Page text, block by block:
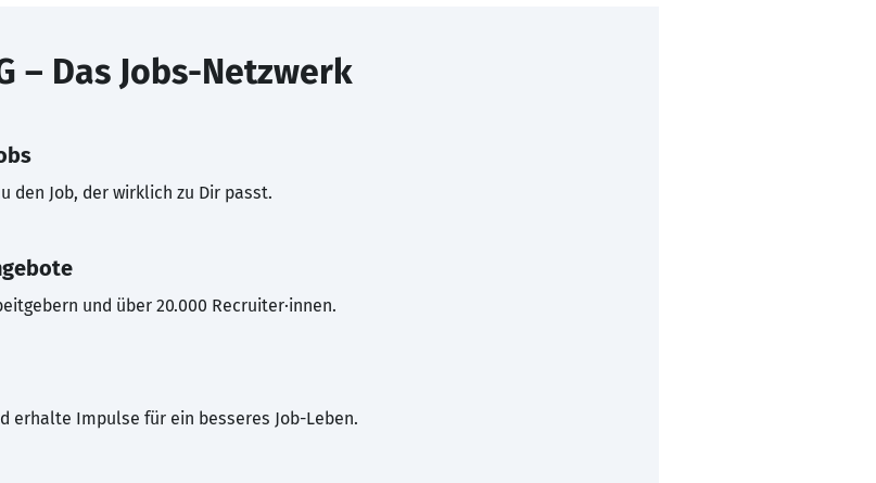
– Das Jobs-Netzwerk
den Job, der wirklich zu Dir passt.
und über 20.000 Recruiter·innen.
erhalte Impulse für ein besseres Job-Leben.